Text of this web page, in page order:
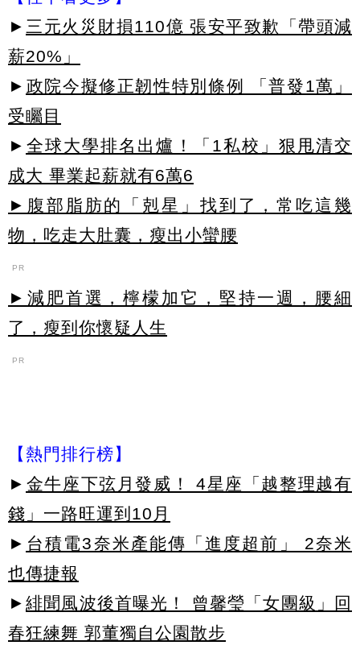
► 三元火災財損110億 張安平致歉「帶頭減
薪20%」
► 政院今擬修正韌性特別條例 「普發1萬」
受矚目
► 全球大學排名出爐！「1私校」狠甩清交
成大 畢業起薪就有6萬6
►腹部脂肪的「剋星」找到了，常吃這幾
物，吃走大肚囊，瘦出小蠻腰
PR
►減肥首選，檸檬加它，堅持一週，腰細
了，瘦到你懷疑人生
PR
【熱門排行榜】
► 金牛座下弦月發威！ 4星座「越整理越有
錢」一路旺運到10月
► 台積電3奈米產能傳「進度超前」 2奈米
也傳捷報
► 緋聞風波後首曝光！ 曾馨瑩「女團級」回
春狂練舞 郭董獨自公園散步